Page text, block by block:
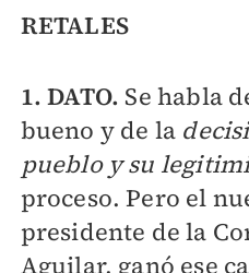
RETALES
1. DATO. Se habla
bueno y de la
pueblo y su
proceso. Pero el
presidente de la
Aguilar, ganó ese